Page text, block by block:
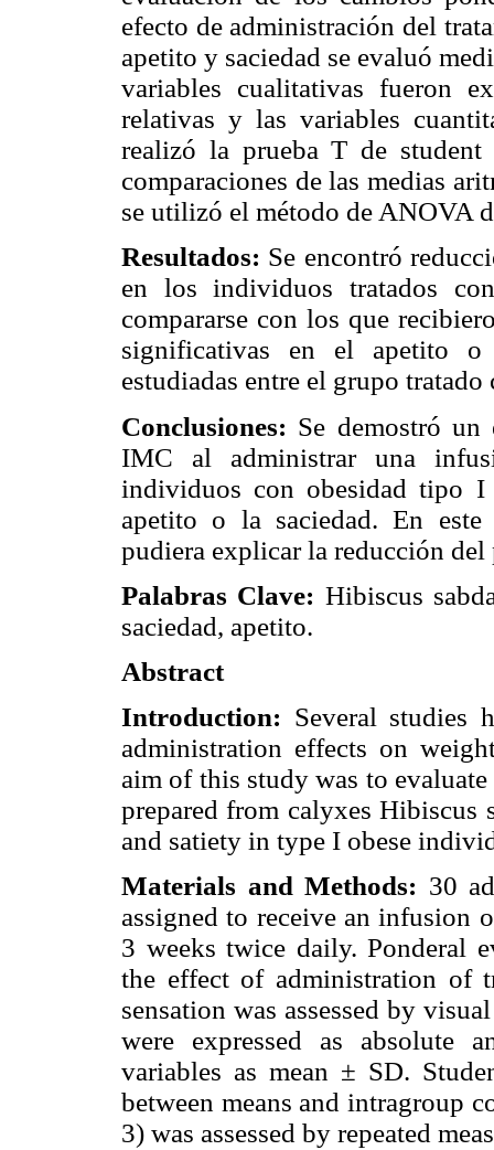
efecto de administración del
apetito y saciedad se evaluó
variables cualitativas fueron
relativas y las variables
realizó la prueba T de student
comparaciones de las medias
se utilizó el método de ANOVA
Resultados: Se encontró
en los individuos tratados
compararse con los que
significativas en el apetito o
estudiadas entre el grupo
Conclusiones: Se demostró
IMC al administrar una
individuos con obesidad tipo
apetito o la saciedad. En
pudiera explicar la reducción del
Palabras Clave: Hibiscus
saciedad, apetito.
Abstract
Introduction: Several studies
administration effects on
aim of this study was to
prepared from calyxes Hibiscus
and satiety in type I obese
Materials and Methods: 30
assigned to receive an infusion
3 weeks twice daily. Ponderal
the effect of administration of
sensation was assessed by
were expressed as absolute
variables as mean ± SD.
between means and intragroup
3) was assessed by repeated